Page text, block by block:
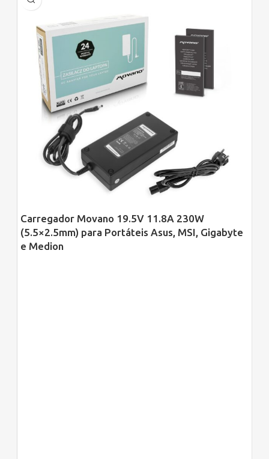
Carregador Movano 19.5V 11.8A 230W
(5.5×2.5mm) para Portáteis Asus, MSI, Gigabyte
e Medion